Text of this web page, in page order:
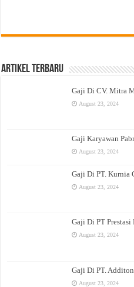
Artikel Terbaru
Gaji Di CV. Mitra
August 23, 2024
Gaji Karyawan
August 23, 2024
Gaji Di PT. Kurnia
August 23, 2024
Gaji Di PT
August 23, 2024
Gaji Di PT.
August 23, 2024